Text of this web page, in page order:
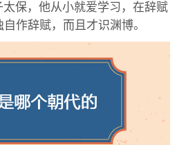
保，他从小就爱学习，在辞赋
作辞赋，而且才识渊博。